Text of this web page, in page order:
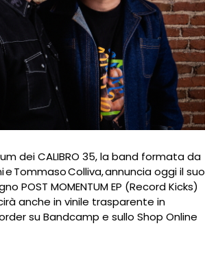
dei CALIBRO 35, la band formata da
e Tommaso Colliva, annuncia oggi il suo
POST MOMENTUM EP (Record Kicks)
anche in vinile trasparente in
su Bandcamp e sullo Shop Online